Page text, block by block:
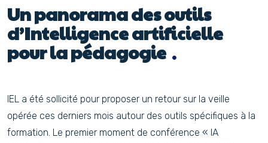
Un panorama des outils
d’Intelligence artificielle
pour la pédagogie
IEL a été sollicité pour proposer un retour sur la veille
opérée ces derniers mois autour des outils spécifiques à la
formation. Le premier moment de conférence « IA